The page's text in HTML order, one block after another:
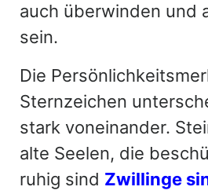
auch überwinden und
sein.
Die
Sternzeichen
stark voneinander.
alte Seelen, die
ruhig sind Zwillinge